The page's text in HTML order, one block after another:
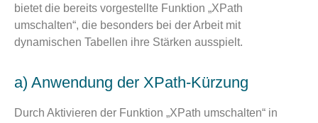
bietet die bereits vorgestellte Funktion „XPath
umschalten“, die besonders bei der Arbeit mit
dynamischen Tabellen ihre Stärken ausspielt.
a) Anwendung der XPath-Kürzung
Durch Aktivieren der Funktion „XPath umschalten“ in